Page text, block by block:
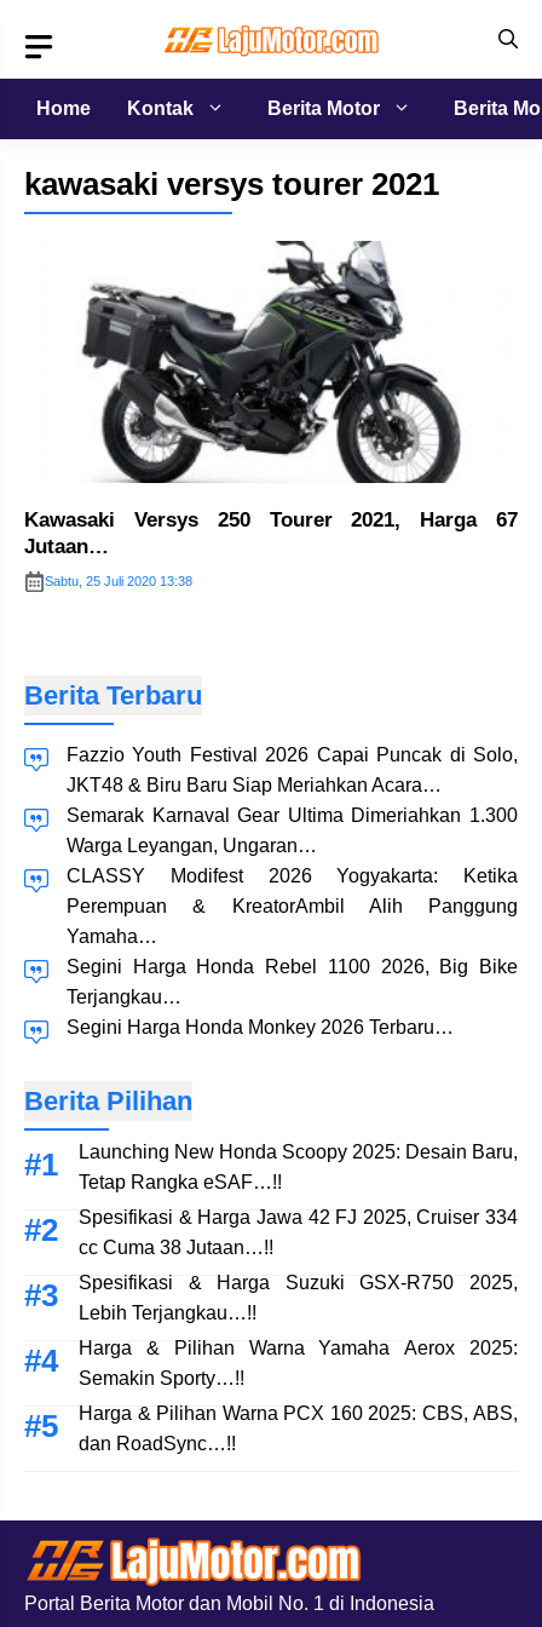
isi
Home
Kontak Berita Motor Berita
kawasaki versys tourer 2021
Kawasaki Versys 250 Tourer 2021, Harga 67
Jutaan…
Sabtu, 25 Juli 2020 13:38
Berita Terbaru
Fazzio Youth Festival 2026 Capai Puncak di Solo,
JKT48 & Biru Baru Siap Meriahkan Acara…
Semarak Karnaval Gear Ultima Dimeriahkan 1.300
Warga Leyangan, Ungaran…
CLASSY Modifest 2026 Yogyakarta: Ketika
Perempuan & KreatorAmbil Alih Panggung
Yamaha…
Segini Harga Honda Rebel 1100 2026, Big Bike
Terjangkau…
Segini Harga Honda Monkey 2026 Terbaru…
Berita Pilihan
Launching New Honda Scoopy 2025: Desain Baru,
Tetap Rangka eSAF…!!
Spesifikasi & Harga Jawa 42 FJ 2025, Cruiser 334
cc Cuma 38 Jutaan…!!
Spesifikasi & Harga Suzuki GSX-R750 2025,
Lebih Terjangkau…!!
Harga & Pilihan Warna Yamaha Aerox 2025:
Semakin Sporty…!!
Harga & Pilihan Warna PCX 160 2025: CBS, ABS,
dan RoadSync…!!
Portal Berita Motor dan Mobil No. 1 di Indonesia